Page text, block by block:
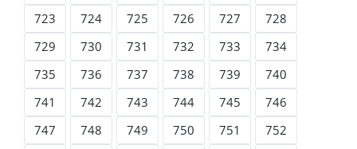
723
724 725 726 727
728
729
730 731 732 733
734
735
736 737 738 739
740
741
742 743 744 745
746
747
748 749 750 751
752